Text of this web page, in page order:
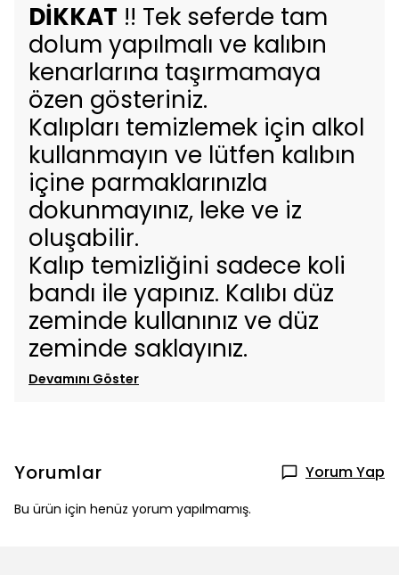
DİKKAT !! Tek seferde tam
dolum yapılmalı ve kalıbın
kenarlarına taşırmamaya
özen gösteriniz.
Kalıpları temizlemek için alkol
kullanmayın ve lütfen kalıbın
içine parmaklarınızla
dokunmayınız, leke ve iz
oluşabilir.
Kalıp temizliğini sadece koli
bandı ile yapınız. Kalıbı düz
zeminde kullanınız ve düz
zeminde saklayınız.
Devamını Göster
Yorumlar Yorum Yap
Bu ürün için henüz yorum yapılmamış.